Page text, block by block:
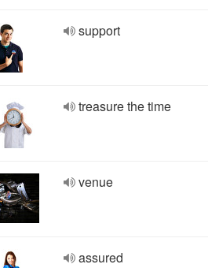
support
treasure the time
venue
assured